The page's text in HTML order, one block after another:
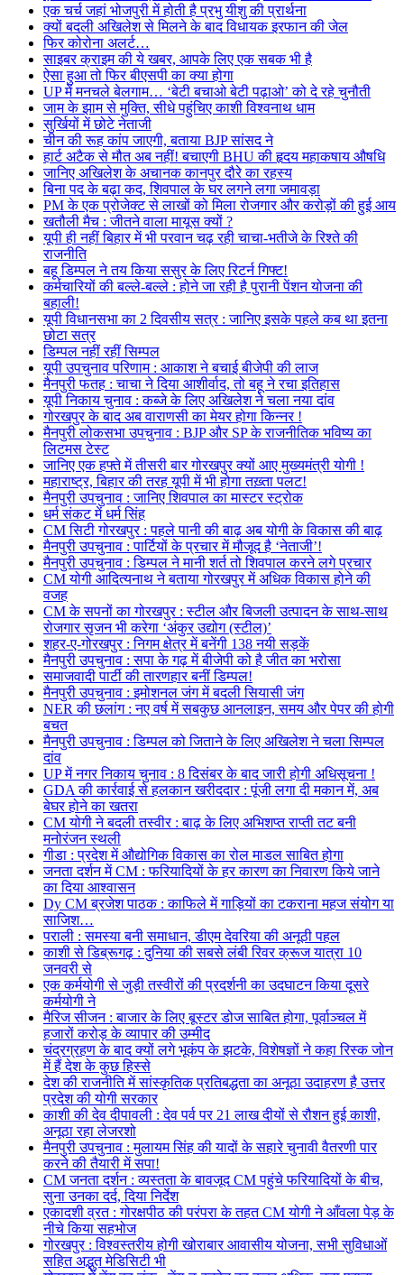
एक चर्च जहां भोजपुरी में होती है प्रभु यीशु की प्रार्थना
क्यों बदली अखिलेश से मिलने के बाद विधायक इरफान की जेल
फिर कोरोना अलर्ट…
साइबर क्राइम की ये खबर, आपके लिए एक सबक भी है
ऐसा हुआ तो फिर बीएसपी का क्या होगा
UP में मनचले बेलगाम… ‘बेटी बचाओ बेटी पढ़ाओ’ को दे रहे चुनौती
जाम के झाम से मुक्ति, सीधे पहुंचिए काशी विश्वनाथ धाम
सुर्खियों में छोटे नेताजी
चीन की रूह कांप जाएगी, बताया BJP सांसद ने
हार्ट अटैक से मौत अब नहीं! बचाएगी BHU की हृदय महाकषाय औषधि
जानिए अखिलेश के अचानक कानपुर दौरे का रहस्य
बिना पद के बढ़ा कद, शिवपाल के घर लगने लगा जमावड़ा
PM के एक प्रोजेक्ट से लाखों को मिला रोजगार और करोड़ों की हुई आय
खतौली मैच : जीतने वाला मायूस क्यों ?
यूपी ही नहीं बिहार में भी परवान चढ़ रही चाचा-भतीजे के रिश्ते की
राजनीति
बहू डिम्पल ने तय किया ससुर के लिए रिटर्न गिफ्ट!
कर्मचारियों की बल्ले-बल्ले : होने जा रही है पुरानी पेंशन योजना की
बहाली!
यूपी विधानसभा का 2 दिवसीय सत्र : जानिए इसके पहले कब था इतना
छोटा सत्र
डिम्पल नहीं रहीं सिम्पल
यूपी उपचुनाव परिणाम : आकाश ने बचाई बीजेपी की लाज
मैनपुरी फतह : चाचा ने दिया आशीर्वाद, तो बहू ने रचा इतिहास
यूपी निकाय चुनाव : कब्जे के लिए अखिलेश ने चला नया दांव
गोरखपुर के बाद अब वाराणसी का मेयर होगा किन्नर !
मैनपुरी लोकसभा उपचुनाव : BJP और SP के राजनीतिक भविष्य का
लिटमस टेस्ट
जानिए एक हफ्ते में तीसरी बार गोरखपुर क्यों आए मुख्यमंत्री योगी !
महाराष्ट्र, बिहार की तरह यूपी में भी होगा तख़्ता पलट!
मैनपुरी उपचुनाव : जानिए शिवपाल का मास्टर स्ट्रोक
धर्म संकट में धर्म सिंह
CM सिटी गोरखपुर : पहले पानी की बाढ़ अब योगी के विकास की बाढ़
मैनपुरी उपचुनाव : पार्टियों के प्रचार में मौजूद है ‘नेताजी’!
मैनपुरी उपचुनाव : डिम्पल ने मानी शर्त तो शिवपाल करने लगे प्रचार
CM योगी आदित्यनाथ ने बताया गोरखपुर में अधिक विकास होने की
वजह
CM के सपनों का गोरखपुर : स्टील और बिजली उत्पादन के साथ-साथ
रोजगार सृजन भी करेगा ‘अंकुर उद्योग (स्टील)’
शहर-ए-गोरखपुर : निगम क्षेत्र में बनेंगी 138 नयी सड़कें
मैनपुरी उपचुनाव : सपा के गढ़ में बीजेपी को है जीत का भरोसा
समाजवादी पार्टी की तारणहार बनीं डिम्पल!
मैनपुरी उपचुनाव : इमोशनल जंग में बदली सियासी जंग
NER की छलांग : नए वर्ष में सबकुछ आनलाइन, समय और पेपर की होगी
बचत
मैनपुरी उपचुनाव : डिम्पल को जिताने के लिए अखिलेश ने चला सिम्पल
दांव
UP में नगर निकाय चुनाव : 8 दिसंबर के बाद जारी होगी अधिसूचना !
GDA की कार्रवाई से हलकान खरीददार : पूंजी लगा दी मकान में, अब
बेघर होने का खतरा
CM योगी ने बदली तस्वीर : बाढ़ के लिए अभिशप्त राप्ती तट बनी
मनोरंजन स्थली
गीडा : प्रदेश में औद्योगिक विकास का रोल माडल साबित होगा
जनता दर्शन में CM : फरियादियों के हर कारण का निवारण किये जाने
का दिया आश्वासन
Dy CM ब्रजेश पाठक : काफिले में गाड़ियों का टकराना महज संयोग या
साजिश…
पराली : समस्या बनी समाधान, डीएम देवरिया की अनूठी पहल
काशी से डिब्रूगढ़ : दुनिया की सबसे लंबी रिवर क्रूज यात्रा 10
जनवरी से
एक कर्मयोगी से जुड़ी तस्वीरों की प्रदर्शनी का उदघाटन किया दूसरे
कर्मयोगी ने
मैरिज सीजन : बाजार के लिए बूस्टर डोज साबित होगा, पूर्वाञ्चल में
हजारों करोड़ के व्यापार की उम्मीद
चंद्रग्रहण के बाद क्यों लगे भूकंप के झटके, विशेषज्ञों ने कहा रिस्क जोन
में हैं देश के कुछ हिस्से
देश की राजनीति में सांस्कृतिक प्रतिबद्धता का अनूठा उदाहरण है उत्तर
प्रदेश की योगी सरकार
काशी की देव दीपावली : देव पर्व पर 21 लाख दीयों से रौशन हुई काशी,
अनूठा रहा लेजरशो
मैनपुरी उपचुनाव : मुलायम सिंह की यादों के सहारे चुनावी वैतरणी पार
करने की तैयारी में सपा!
CM जनता दर्शन : व्यस्तता के बावजूद CM पहुंचे फरियादियों के बीच,
सुना उनका दर्द, दिया निर्देश
एकादशी व्रत : गोरक्षपीठ की परंपरा के तहत CM योगी ने आँवला पेड़ के
नीचे किया सहभोज
गोरखपुर : विश्वस्तरीय होगी खोराबार आवासीय योजना, सभी सुविधाओं
सहित अद्भुत मेडिसिटी भी